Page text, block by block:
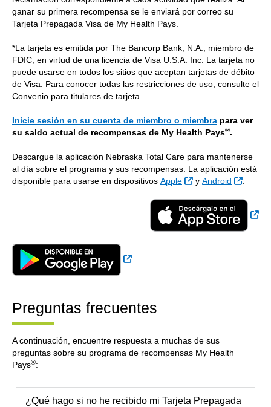
ganar su primera recompensa se le enviará por correo su
Tarjeta Prepagada Visa de My Health Pays.
*La tarjeta es emitida por The Bancorp Bank, N.A., miembro de
FDIC, en virtud de una licencia de Visa U.S.A. Inc. La tarjeta no
puede usarse en todos los sitios que aceptan tarjetas de débito
de Visa. Para conocer todas las restricciones de uso, consulte el
Convenio para titulares de tarjeta.
Inicie sesión en su cuenta de miembro o miembra para ver
su saldo actual de recompensas de My Health Pays®.
Descargue la aplicación Nebraska Total Care para mantenerse
al día sobre el programa y sus recompensas. La aplicación está
disponible para usarse en dispositivos Apple Sitio Externo
yAndroid Sitio
Preguntas frecuentes
A continuación, encuentre respuesta a muchas de sus
preguntas sobre su programa de recompensas My Health
Pays®:
¿Qué hago si no he recibido mi Tarjeta Prepagada